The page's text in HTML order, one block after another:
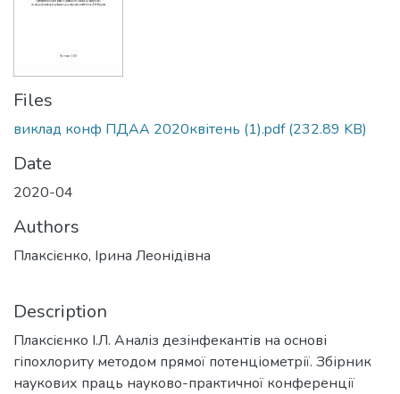
Files
виклад конф ПДАА 2020квітень (1).pdf(232.89 KB)
Date
2020-04
Authors
Плаксієнко, Ірина Леонідівна
Description
Плаксієнко І.Л. Аналіз дезінфекантів на основі
гіпохлориту методом прямої потенціометрії. Збірник
наукових праць науково-практичної конференції